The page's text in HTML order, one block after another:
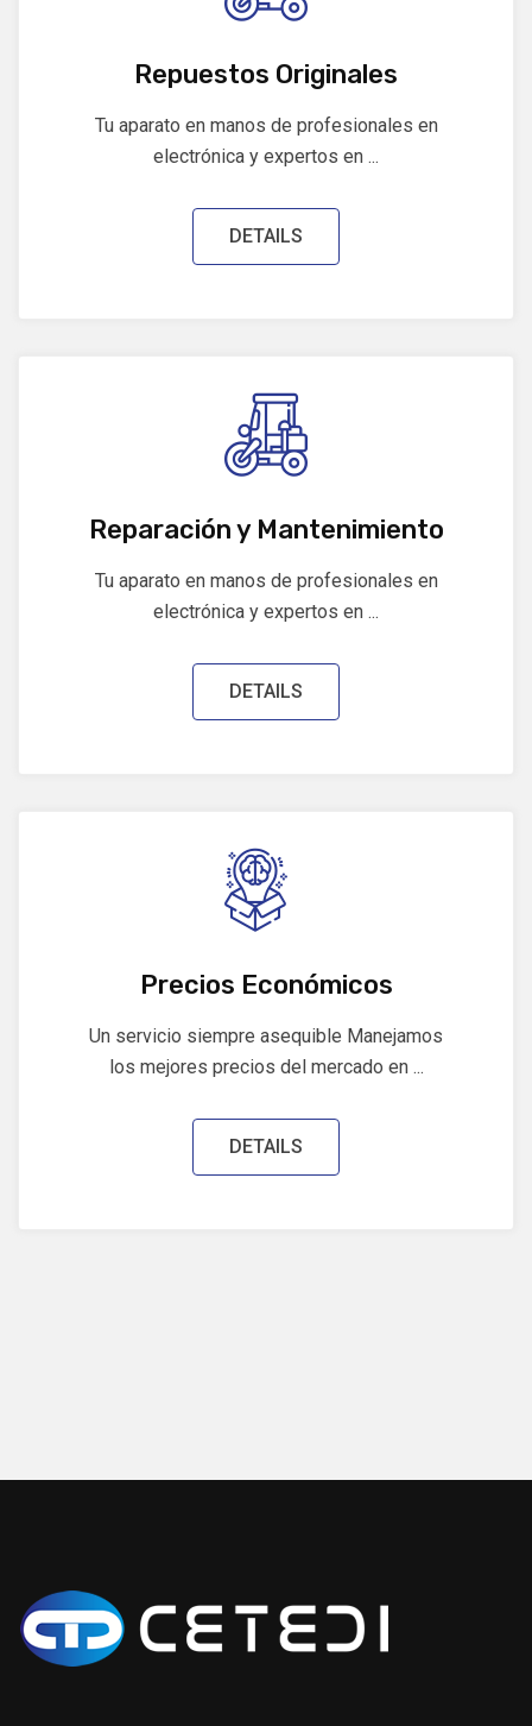
Repuestos Originales
Tu aparato en manos de profesionales en
electrónica y expertos en ...
DETAILS
Reparación y Mantenimiento
Tu aparato en manos de profesionales en
electrónica y expertos en ...
DETAILS
Precios Económicos
Un servicio siempre asequible Manejamos
los mejores precios del mercado en ...
DETAILS